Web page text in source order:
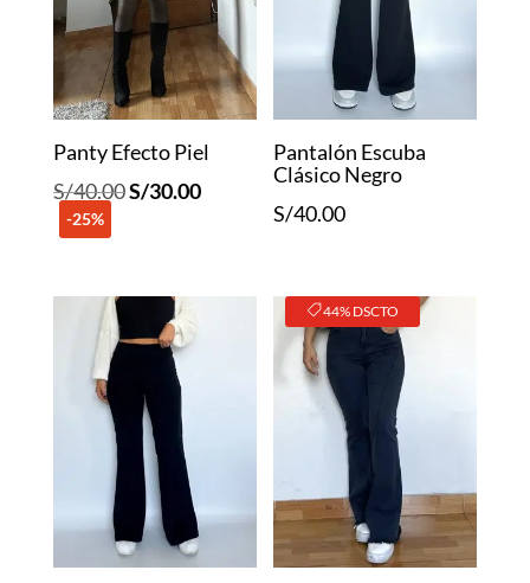
Panty Efecto Piel
S/40.00El
S/40.00.
S/30.00El
-25%
Pantalón Escuba
Clásico Negro
S/40.00
44% DSCTO